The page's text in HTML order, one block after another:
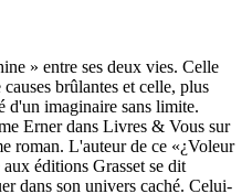
» entre ses deux vies. Celle
brûlantes et celle, plus
d'un imaginaire sans limite.
Erner dans Livres & Vous sur
roman. L'auteur de ce «¿Voleur
éditions Grasset se dit
dans son univers caché. Celui-